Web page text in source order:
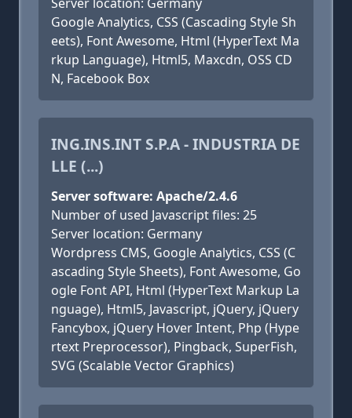
Google Analytics, CSS (Cascading Style Sh
eets), Font Awesome, Html (HyperText Ma
rkup Language), Html5, Maxcdn, OSS CD
N, Facebook Box
ING.INS.INT S.P.A - INDUSTRIA DE
LLE (...)
Server software: Apache/2.4.6
Number of used Javascript files: 25
Server location: Germany
Wordpress CMS, Google Analytics, CSS (C
ascading Style Sheets), Font Awesome, Go
ogle Font API, Html (HyperText Markup La
nguage), Html5, Javascript, jQuery, jQuery
Fancybox, jQuery Hover Intent, Php (Hype
rtext Preprocessor), Pingback, SuperFish,
SVG (Scalable Vector Graphics)